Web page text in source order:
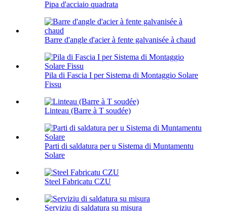
Pipa d'acciaio quadrata
Barre d'angle d'acier à fente galvanisée à chaud
Pila di Fascia I per Sistema di Montaggio Solare
Fissu
Linteau (Barre à T soudée)
Parti di saldatura per u Sistema di Muntamentu
Solare
Steel Fabricatu CZU
Serviziu di saldatura su misura